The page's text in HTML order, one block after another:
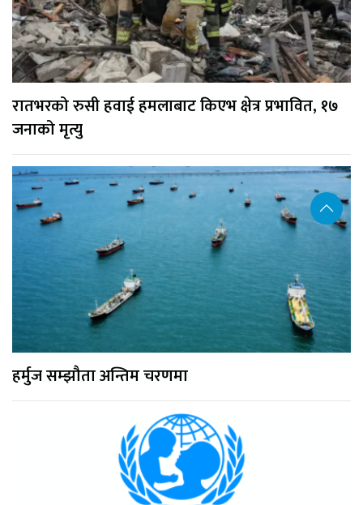
रातभरको रुसी हवाई हमलाबाट किएभ क्षेत्र प्रभावित, १७
जनाको मृत्यु
हर्मुज सम्झौता अन्तिम चरणमा